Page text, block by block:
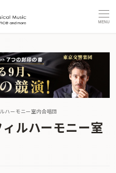
MENU
ハーモニー室内合唱団
ルハーモニー室